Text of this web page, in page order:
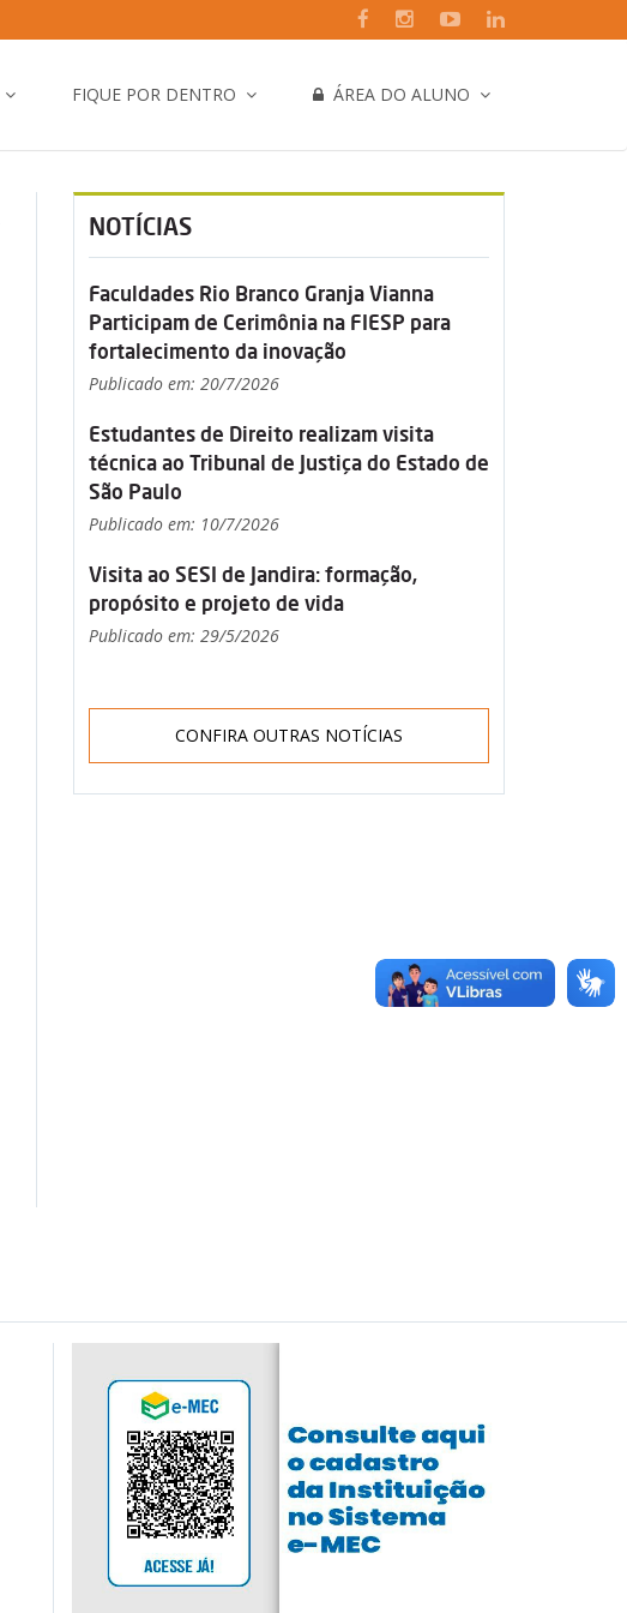
FIQUE POR DENTRO ÁREA DO ALUNO
NOTÍCIAS
Faculdades Rio Branco Granja Vianna
Participam de Cerimônia na FIESP para
fortalecimento da inovação
Publicado em: 20/7/2026
Estudantes de Direito realizam visita
técnica ao Tribunal de Justiça do Estado de
São Paulo
Publicado em: 10/7/2026
Visita ao SESI de Jandira: formação,
propósito e projeto de vida
Publicado em: 29/5/2026
CONFIRA OUTRAS NOTÍCIAS